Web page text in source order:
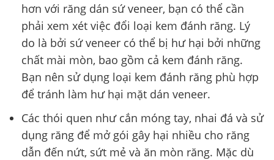
hơn với răng dán sứ veneer, bạn có thể cần
phải xem xét việc đổi loại kem đánh răng. Lý
do là bởi sứ veneer có thể bị hư hại bởi những
chất mài mòn, bao gồm cả kem đánh răng.
Bạn nên sử dụng loại kem đánh răng phù hợp
để tránh làm hư hại mặt dán veneer.
Các thói quen như cắn móng tay, nhai đá và sử
dụng răng để mở gói gây hại nhiều cho răng
dẫn đến nứt, sứt mẻ và ăn mòn răng. Mặc dù